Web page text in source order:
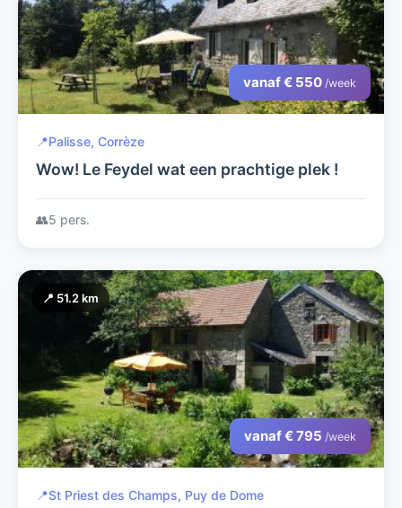
vanaf € 550 /week
📍Palisse, Corrèze
Wow! Le Feydel wat een prachtige plek !
👥5 pers.
📍 51.2 km
vanaf € 795 /week
📍St Priest des Champs, Puy de Dome